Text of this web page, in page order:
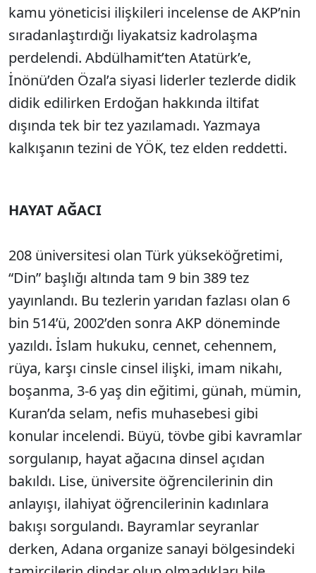
kamu yöneticisi ilişkileri incelense de AKP’nin
sıradanlaştırdığı liyakatsiz kadrolaşma
perdelendi. Abdülhamit’ten Atatürk’e,
İnönü’den Özal’a siyasi liderler tezlerde didik
didik edilirken Erdoğan hakkında iltifat
dışında tek bir tez yazılamadı. Yazmaya
kalkışanın tezini de YÖK, tez elden reddetti.
HAYAT AĞACI
208 üniversitesi olan Türk yükseköğretimi,
“Din” başlığı altında tam 9 bin 389 tez
yayınlandı. Bu tezlerin yarıdan fazlası olan 6
bin 514’ü, 2002’den sonra AKP döneminde
yazıldı. İslam hukuku, cennet, cehennem,
rüya, karşı cinsle cinsel ilişki, imam nikahı,
boşanma, 3-6 yaş din eğitimi, günah, mümin,
Kuran’da selam, nefis muhasebesi gibi
konular incelendi. Büyü, tövbe gibi kavramlar
sorgulanıp, hayat ağacına dinsel açıdan
bakıldı. Lise, üniversite öğrencilerinin din
anlayışı, ilahiyat öğrencilerinin kadınlara
bakışı sorgulandı. Bayramlar seyranlar
derken, Adana organize sanayi bölgesindeki